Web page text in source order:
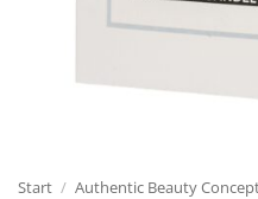
Start / Authentic Beauty